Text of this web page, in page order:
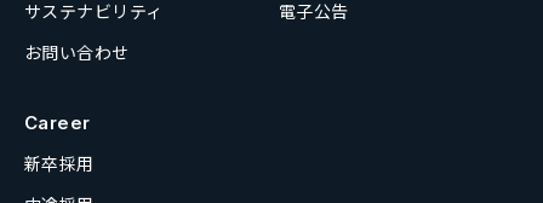
サステナビリティ
お問い合わせ
電子公告
Career
新卒採用